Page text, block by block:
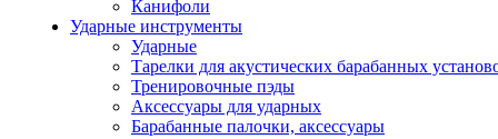
Канифоли
Ударные инструменты
Ударные
Тарелки для акустических барабанных
Тренировочные пэды
Аксессуары для ударных
Барабанные палочки, аксессуары